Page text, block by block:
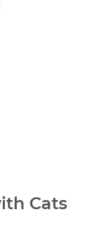
Cats